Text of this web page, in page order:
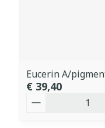
Eucerin A/
€ 39,40